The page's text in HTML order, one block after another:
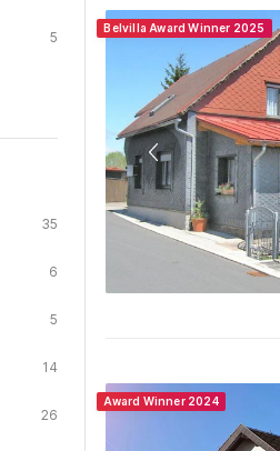
5
35
6
5
14
26
Belvilla Award Winner 2025
Award Winner 2024